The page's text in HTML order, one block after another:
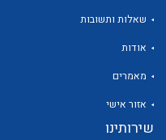
שאלות ותשובות
אודות
מאמרים
אזור אישי
שירותינו